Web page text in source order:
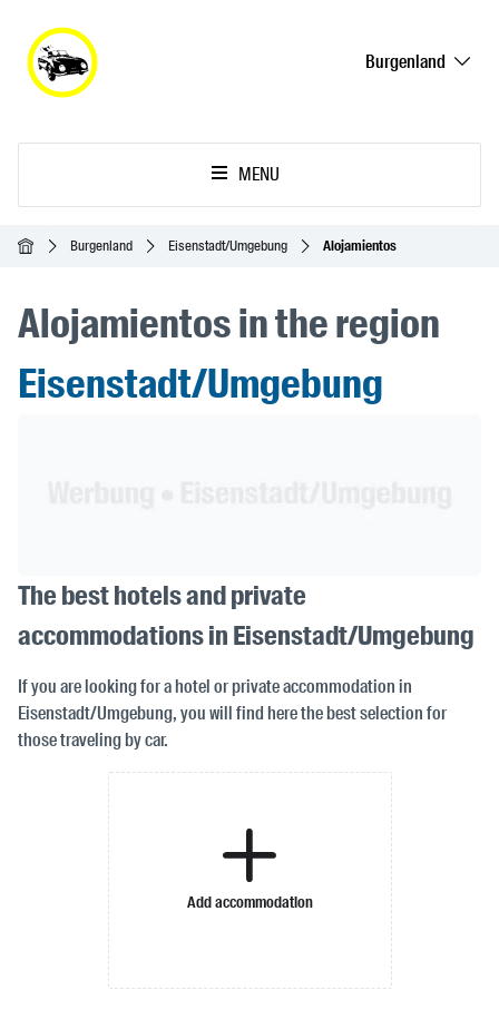
Burgenland
MENU
Inicio Burgenland Eisenstadt/Umgebung Alojamientos
Alojamientos in the region
Eisenstadt/Umgebung
The best hotels and private
accommodations in Eisenstadt/Umgebung
If you are looking for a hotel or private accommodation in
Eisenstadt/Umgebung, you will find here the best selection for
those traveling by car.
Add accommodation